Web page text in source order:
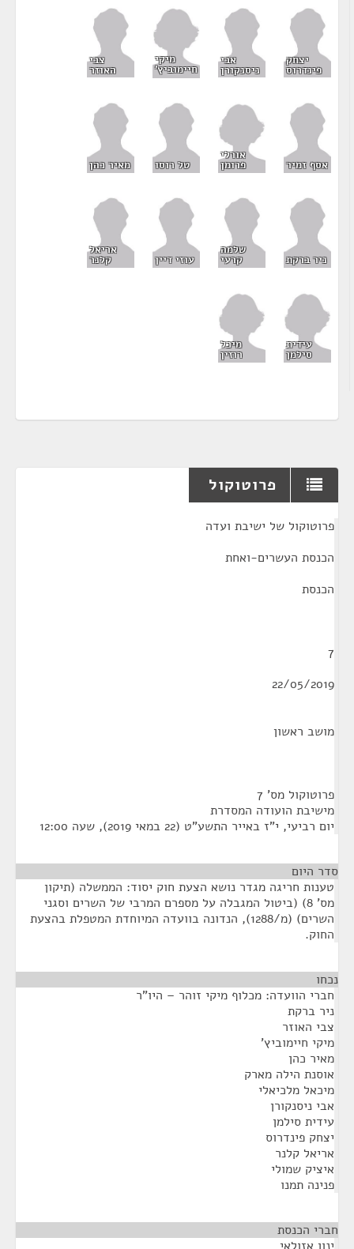
יצחק
פינדרוס
אבי
ניסנקורן
מיקי
חיימוביץ'
צבי
האוזר
אסף זמיר
אורלי
פרומן טל רוסו מאיר כהן
ניר ברקת
שלמה
קרעי עוזי דיין
אריאל
קלנר
עידית
סילמן
מיכל
רוזין
פרוטוקול
פרוטוקול של ישיבת ועדה
הכנסת העשרים-ואחת
הכנסת
7
22/05/2019
מושב ראשון
פרוטוקול מס' 7
מישיבת הועודה המסדרת
יום רביעי, י"ז באייר התשע"ט (22 במאי 2019), שעה 12:00
סדר היום
טענות חריגה מגדר נושא הצעת חוק יסוד: הממשלה (תיקון
מס' 8) (ביטול המגבלה על מספרם המרבי של השרים וסגני
השרים) (מ/1288), הנדונה בוועדה המיוחדת המטפלת בהצעת
החוק.
נכחו
חברי הוועדה: מכלוף מיקי זוהר – היו"ר
ניר ברקת
צבי האוזר
מיקי חיימוביץ'
מאיר כהן
אוסנת הילה מארק
מיכאל מלכיאלי
אבי ניסנקורן
עידית סילמן
יצחק פינדרוס
אריאל קלנר
איציק שמולי
פנינה תמנו
חברי הכנסת